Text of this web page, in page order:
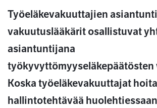
Työeläkevakuuttajien
vakuutuslääkärit osallistuvat
asiantuntijana
työkyvyttömyyseläkepäätösten
Koska työeläkevakuuttajat
hallintotehtävää huolehtiessaan